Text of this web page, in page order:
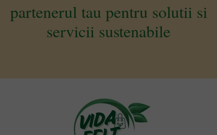
partenerul tau pentru solutii si
servicii sustenabile